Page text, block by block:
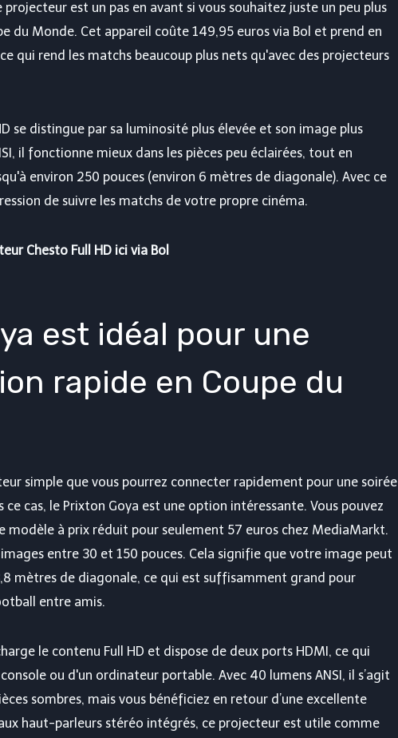
projecteur est un pas en avant si vous souhaitez juste un peu plus
du Monde. Cet appareil coûte 149,95 euros via Bol et prend en
qui rend les matchs beaucoup plus nets qu'avec des projecteurs
se distingue par sa luminosité plus élevée et son image plus
il fonctionne mieux dans les pièces peu éclairées, tout en
environ 250 pouces (environ 6 mètres de diagonale). Avec ce
de suivre les matchs de votre propre cinéma.
Chesto Full HD ici via Bol
est idéal pour une
rapide en Coupe du
simple que vous pourrez connecter rapidement pour une soirée
ce cas, le Prixton Goya est une option intéressante. Vous pouvez
modèle à prix réduit pour seulement 57 euros chez MediaMarkt.
entre 30 et 150 pouces. Cela signifie que votre image peut
mètres de diagonale, ce qui est suffisamment grand pour
entre amis.
le contenu Full HD et dispose de deux ports HDMI, ce qui
ou d'un ordinateur portable. Avec 40 lumens ANSI, il s’agit
sombres, mais vous bénéficiez en retour d’une excellente
haut-parleurs stéréo intégrés, ce projecteur est utile comme